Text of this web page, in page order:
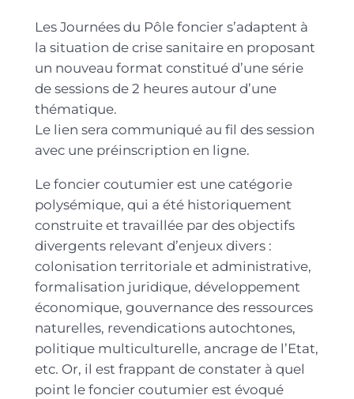
Les Journées du Pôle foncier s’adaptent à
la situation de crise sanitaire en proposant
un nouveau format constitué d’une série
de sessions de 2 heures autour d’une
thématique.
Le lien sera communiqué au fil des session
avec une préinscription en ligne.
Le foncier coutumier est une catégorie
polysémique, qui a été historiquement
construite et travaillée par des objectifs
divergents relevant d’enjeux divers :
colonisation territoriale et administrative,
formalisation juridique, développement
économique, gouvernance des ressources
naturelles, revendications autochtones,
politique multiculturelle, ancrage de l’Etat,
etc. Or, il est frappant de constater à quel
point le foncier coutumier est évoqué